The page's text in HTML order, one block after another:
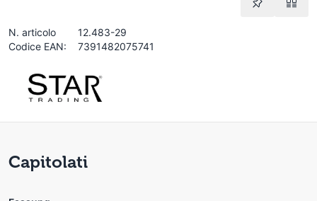
N. articolo
12.483-29
Codice EAN:
7391482075741
Capitolati